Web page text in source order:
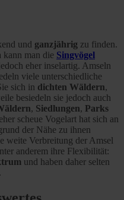
und ganzjährig zu finden.
kann man die Singvögel
eher inselartig. Amseln
viele unterschiedliche
sich in dichten Wäldern,
besiedeln sie jedoch auch
, Siedlungen, Parks
scheue Vogelart hat sich an
der Nähe zu ihnen
weite Verbreitung der Amsel
anderem ihre Flexibilität:
und haben daher selten